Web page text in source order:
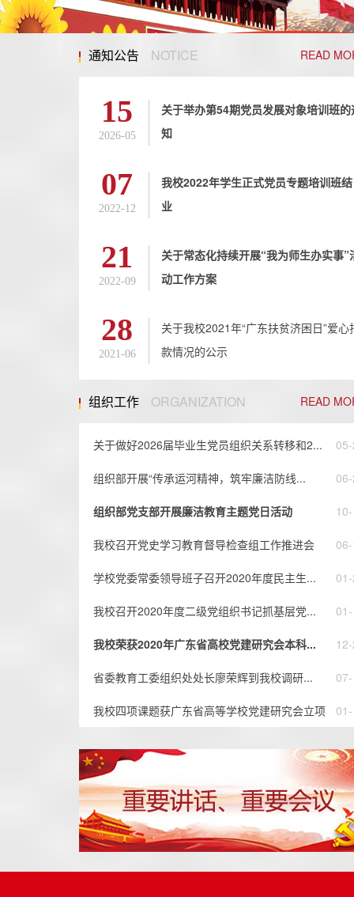
通知公告 NOTICE READ
15
2026-05
关于举办第54期党员发展对象培训班的
知
07
2022-12
我校2022年学生正式党员专题培训班结
业
21
2022-09
关于常态化持续开展“我为师生办实事”
动工作方案
28
2021-06
关于我校2021年“广东扶贫济困日”爱心
款情况的公示
组织工作 ORGANIZATION READ
关于做好2026届毕业生党员组织关系转移和2...
组织部开展“传承运河精神，筑牢廉洁防线...
组织部党支部开展廉洁教育主题党日活动
我校召开党史学习教育督导检查组工作推进会
学校党委常委领导班子召开2020年度民主生...
我校召开2020年度二级党组织书记抓基层党...
我校荣获2020年广东省高校党建研究会本科...
省委教育工委组织处处长廖荣辉到我校调研...
我校四项课题获广东省高等学校党建研究会立项